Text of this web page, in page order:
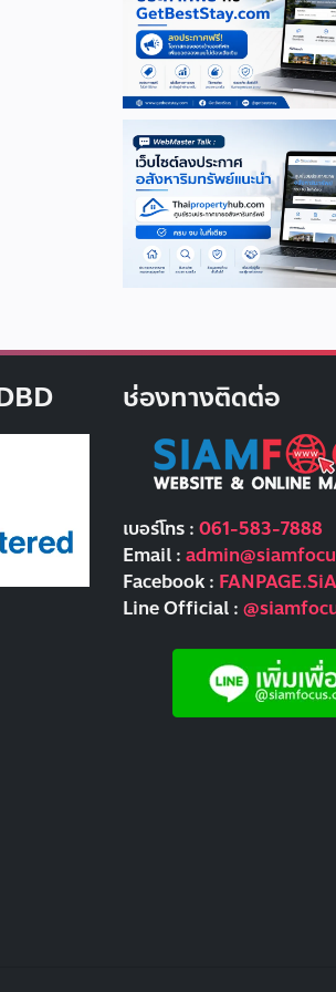
ช่องทางติดต่อ
เบอร์โทร : 061-583-7888
Email :
Facebook :
Line Official :